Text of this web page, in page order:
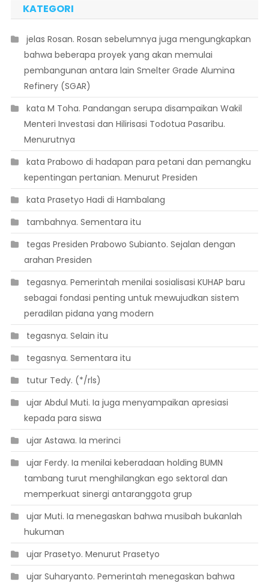
KATEGORI
 jelas Rosan. Rosan sebelumnya juga mengungkapkan
bahwa beberapa proyek yang akan memulai
pembangunan antara lain Smelter Grade Alumina
Refinery (SGAR)
 kata M Toha. Pandangan serupa disampaikan Wakil
Menteri Investasi dan Hilirisasi Todotua Pasaribu.
Menurutnya
 kata Prabowo di hadapan para petani dan pemangku
kepentingan pertanian. Menurut Presiden
 kata Prasetyo Hadi di Hambalang
 tambahnya. Sementara itu
 tegas Presiden Prabowo Subianto. Sejalan dengan
arahan Presiden
 tegasnya. Pemerintah menilai sosialisasi KUHAP baru
sebagai fondasi penting untuk mewujudkan sistem
peradilan pidana yang modern
 tegasnya. Selain itu
 tegasnya. Sementara itu
 tutur Tedy. (*/rls)
 ujar Abdul Muti. Ia juga menyampaikan apresiasi
kepada para siswa
 ujar Astawa. Ia merinci
 ujar Ferdy. Ia menilai keberadaan holding BUMN
tambang turut menghilangkan ego sektoral dan
memperkuat sinergi antaranggota grup
 ujar Muti. Ia menegaskan bahwa musibah bukanlah
hukuman
 ujar Prasetyo. Menurut Prasetyo
 ujar Suharyanto. Pemerintah menegaskan bahwa